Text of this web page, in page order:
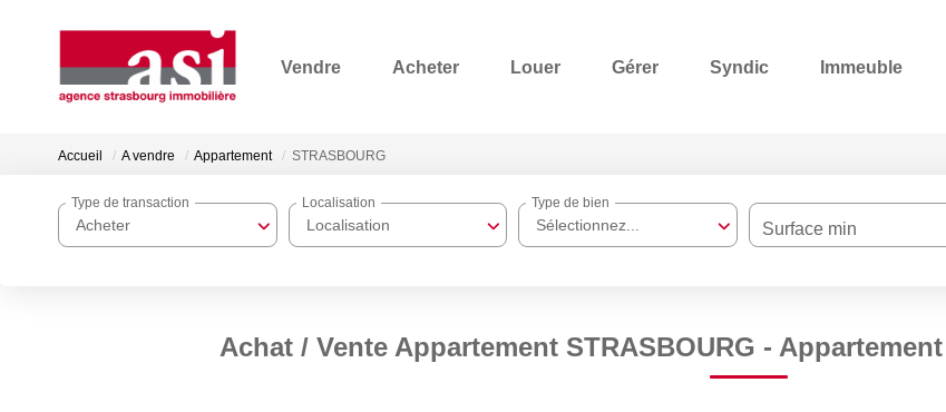
Vendre Acheter Louer Gérer Syndic Immeuble
Accueil A vendre Appartement STRASBOURG
Acheter
Type de transaction
Localisation
Localisation
Sélectionnez...
Type de bien
Surface min
Achat / Vente Appartement STRASBOURG -